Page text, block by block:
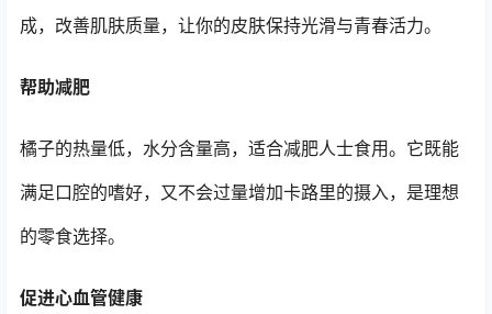
成，改善肌肤质量，让你的皮肤保持光滑与青春活力。
帮助减肥
橘子的热量低，水分含量高，适合减肥人士食用。它既能
满足口腔的嗜好，又不会过量增加卡路里的摄入，是理想
的零食选择。
促进心血管健康